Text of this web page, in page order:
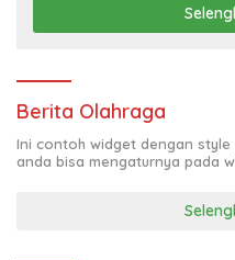
Berita Olahraga
Ini contoh widget dengan
anda bisa mengaturnya pada